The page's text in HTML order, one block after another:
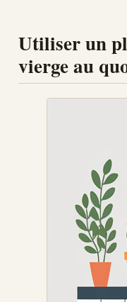
Utiliser un
vierge au